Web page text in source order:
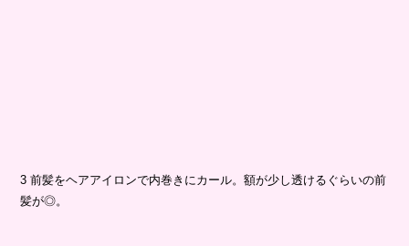
3 前髪をヘアアイロンで内巻きにカール。額が少し透けるぐらいの前
髪が◎。